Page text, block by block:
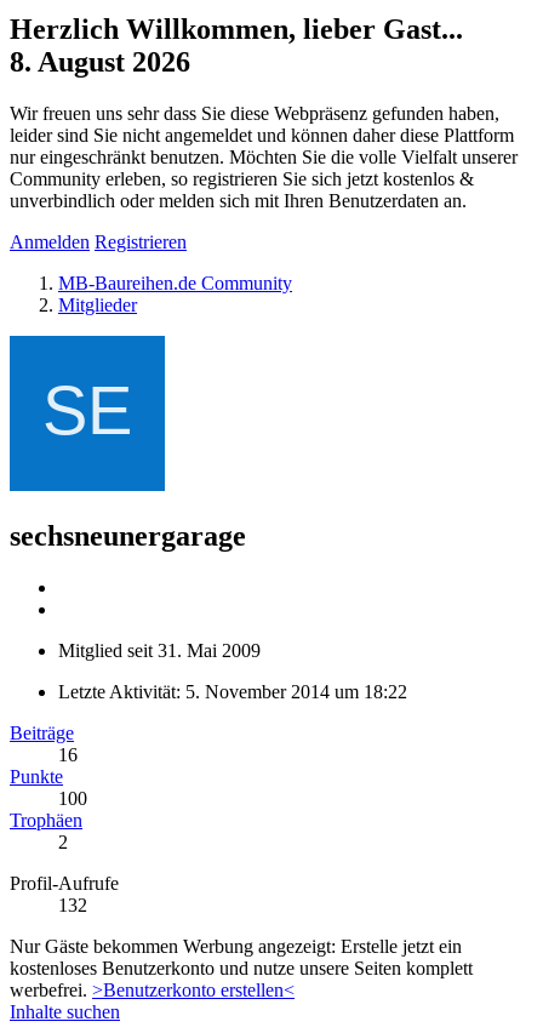
Herzlich Willkommen, lieber Gast...
8. August 2026
Wir freuen uns sehr dass Sie diese Webpräsenz gefunden haben,
leider sind Sie nicht angemeldet und können daher diese Plattform
nur eingeschränkt benutzen. Möchten Sie die volle Vielfalt unserer
Community erleben, so registrieren Sie sich jetzt kostenlos &
unverbindlich oder melden sich mit Ihren Benutzerdaten an.
Anmelden Registrieren
MB-Baureihen.de Community
Mitglieder
sechsneunergarage
Mitglied seit 31. Mai 2009
Letzte Aktivität: 5. November 2014 um 18:22
Beiträge
16
Punkte
100
Trophäen
2
Profil-Aufrufe
132
Nur Gäste bekommen Werbung angezeigt: Erstelle jetzt ein
kostenloses Benutzerkonto und nutze unsere Seiten komplett
werbefrei. >Benutzerkonto erstellen<
Inhalte suchen